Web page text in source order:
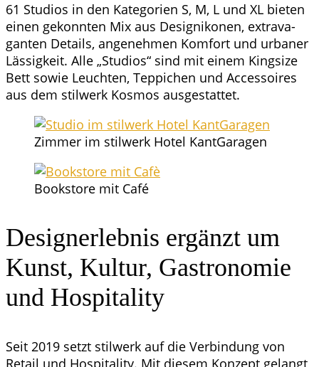
61 Stu­di­os in den Kate­go­rien S, M, L und XL bie­ten
einen gekonn­ten Mix aus Desi­gni­ko­nen, extra­va­
gan­ten Details, ange­neh­men Kom­fort und urba­ner
Läs­sig­keit. Alle „Stu­di­os“ sind mit einem King­si­ze
Bett sowie Leuch­ten, Tep­pi­chen und Acces­soires
aus dem stil­werk Kos­mos ausgestattet.
Zim­mer im stil­werk Hotel KantGaragen
Book­s­to­re mit Café
Desi­gn­er­leb­nis ergänzt um
Kunst, Kul­tur, Gas­tro­no­mie
und Hospitality
Seit 2019 setzt stil­werk auf die Ver­bin­dung von
Retail und Hos­pi­ta­li­ty. Mit die­sem Kon­zept gelangt